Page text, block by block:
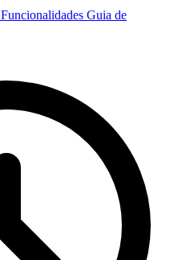
Funcionalidades Guia de